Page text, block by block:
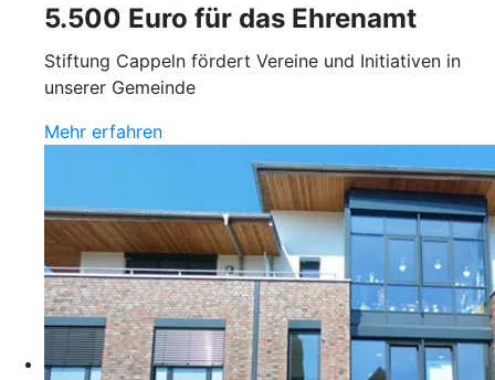
5.500 Euro für das Ehrenamt
Stiftung Cappeln fördert Vereine und Initiativen in
unserer Gemeinde
Mehr erfahren